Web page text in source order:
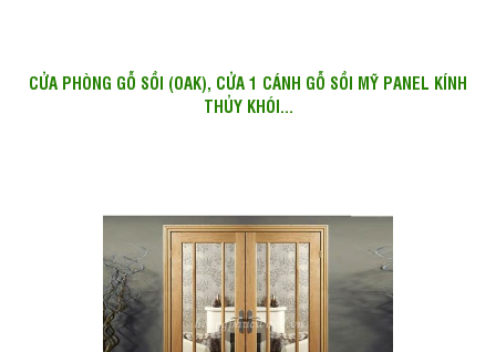
CỬA PHÒNG GỖ SỒI (OAK), CỬA 1 CÁNH GỖ SỒI MỸ PANEL KÍNH
THỦY KHÓI...